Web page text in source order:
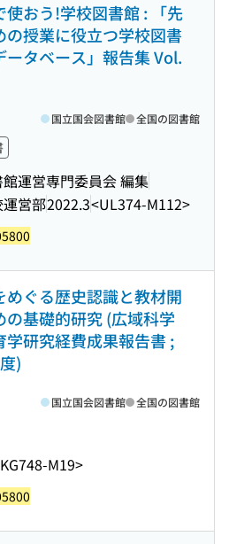
使おう!学校図書館 : 「先
の授業に役立つ学校図書
ータベース」報告集 Vol.
運営専門委員会 編集
営部2022.3<UL374-M112>
国立国会図書館 全国の図書館
めぐる歴史認識と教材開
の基礎的研究 (広域科学
学研究経費成果報告書 ;
)
M19>
国立国会図書館 全国の図書館